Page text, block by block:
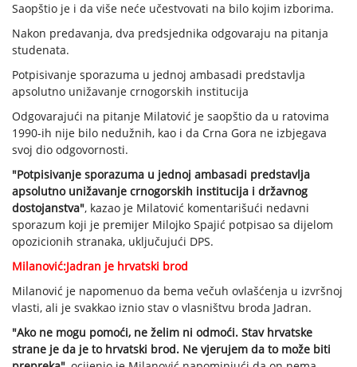
Saopštio je i da više neće učestvovati na bilo kojim izborima.
Nakon predavanja, dva predsjednika odgovaraju na pitanja
studenata.
Potpisivanje sporazuma u jednoj ambasadi predstavlja
apsolutno unižavanje crnogorskih institucija
Odgovarajući na pitanje Milatović je saopštio da u ratovima
1990-ih nije bilo nedužnih, kao i da Crna Gora ne izbjegava
svoj dio odgovornosti.
"Potpisivanje sporazuma u jednoj ambasadi predstavlja
apsolutno unižavanje crnogorskih institucija i državnog
dostojanstva", kazao je Milatović komentarišući nedavni
sporazum koji je premijer Milojko Spajić potpisao sa dijelom
opozicionih stranaka, uključujući DPS.
Milanović:Jadran je hrvatski brod
Milanović je napomenuo da bema večuh ovlašćenja u izvršnoj
vlasti, ali je svakkao iznio stav o vlasništvu broda Jadran.
"Ako ne mogu pomoći, ne želim ni odmoći. Stav hrvatske
strane je da je to hrvatski brod. Ne vjerujem da to može biti